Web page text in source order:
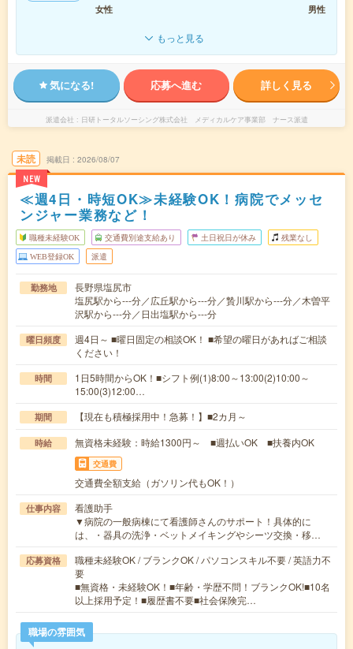
女性
男性
もっと見る
気になる! 応募へ進む 詳しく見る
派遣会社 日研トータルソーシング株式会社 メディカルケア事業部 ナース派遣
未読
NEW
掲載日 2026/08/07
≪週4日・時短OK≫未経験OK！病院でメッセ
ンジャー業務など！
職種未経験OK 交通費別途支給あり 土日祝日が休み 残業なし
WEB登録OK 派遣
勤務地
長野県塩尻市
塩尻駅から---分／広丘駅から---分／贄川駅から---分／木曽平
沢駅から---分／日出塩駅から---分
曜日頻度
週4日～ ■曜日固定の相談OK！ ■希望の曜日があればご相談
ください！
時間
1日5時間からOK！■シフト例(1)8:00～13:00(2)10:00～
15:00(3)12:00…
期間 【現在も積極採用中！急募！】■2カ月～
時給 無資格未経験：時給1300円～ ■週払いOK ■扶養内OK
交通費
交通費全額支給（ガソリン代もOK！）
仕事内容
看護助手
▼病院の一般病棟にて看護師さんのサポート！具体的に
は、・器具の洗浄・ベットメイキングやシーツ交換・移…
応募資格
職種未経験OK / ブランクOK / パソコンスキル不要 / 英語力不
要
■無資格・未経験OK！■年齢・学歴不問！ブランクOK!■10名
以上採用予定！■履歴書不要■社会保険完…
職場の雰囲気